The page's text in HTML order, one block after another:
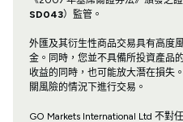
SD043）監管。
外匯及其衍生性商品交易具有高度
金。同時，您並不具備所投資產品
收益的同時，也可能放大潛在損失
關風險的情況下進行交易。
GO Markets International Ltd 不對